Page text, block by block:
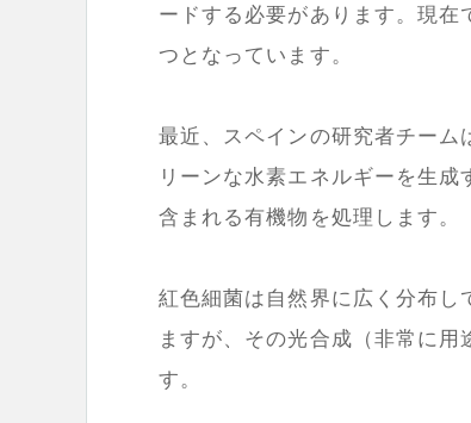
ードする必要があります。現
つとなっています。
最近、スペインの研究者チーム
リーンな水素エネルギーを生
含まれる有機物を処理します。
紅色細菌は自然界に広く分布し
ますが、その光合成（非常に
す。